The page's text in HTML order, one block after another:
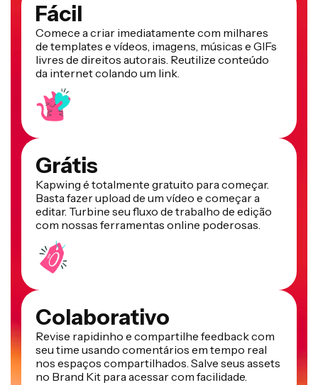
Fácil
Comece a criar imediatamente com milhares
de templates e vídeos, imagens, músicas e GIFs
livres de direitos autorais. Reutilize conteúdo
da internet colando um link.
Grátis
Kapwing é totalmente gratuito para começar.
Basta fazer upload de um vídeo e começar a
editar. Turbine seu fluxo de trabalho de edição
com nossas ferramentas online poderosas.
Colaborativo
Revise rapidinho e compartilhe feedback com
seu time usando comentários em tempo real
nos espaços compartilhados. Salve seus assets
no Brand Kit para acessar com facilidade.